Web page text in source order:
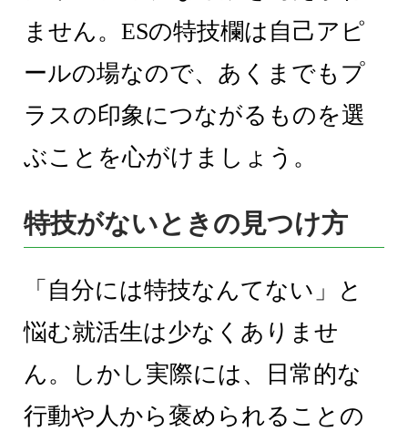
ません。ESの特技欄は自己アピ
ールの場なので、あくまでもプ
ラスの印象につながるものを選
ぶことを心がけましょう。
特技がないときの見つけ方
「自分には特技なんてない」と
悩む就活生は少なくありませ
ん。しかし実際には、日常的な
行動や人から褒められることの